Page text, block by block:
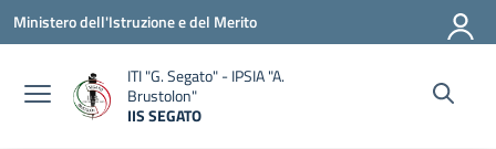
Vai ai contenuti
Vai al menu di navigazione
Vai al footer
Ministero dell'Istruzione e del Merito
ITI "G. Segato" - IPSIA "A.
Brustolon"
IIS SEGATO